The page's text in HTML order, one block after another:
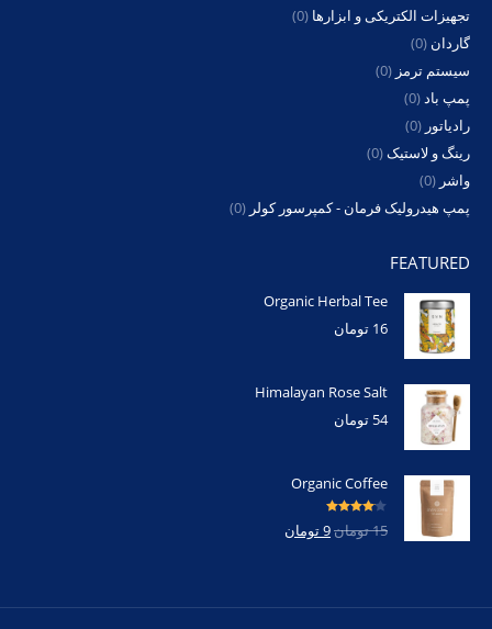
تجهیزات الکتریکی و ابزارها (0)
گاردان (0)
سیستم ترمز (0)
پمپ باد(0)
رادیاتور (0)
رینگ و لاستیک(0)
واشر (0)
پمپ هیدرولیک فرمان - کمپرسور کولر (0)
FEATURED
Organic Herbal Tee
16 تومان
Himalayan Rose Salt
54 تومان
Organic Coffee
امتیاز4.00
از 5 15تومان9تومان